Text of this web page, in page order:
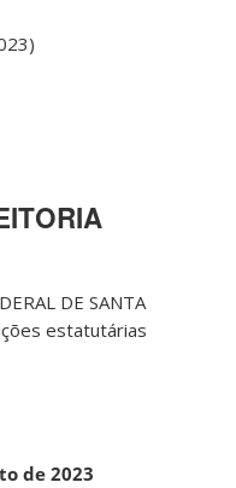
DE SANTA
estatutárias
de 2023